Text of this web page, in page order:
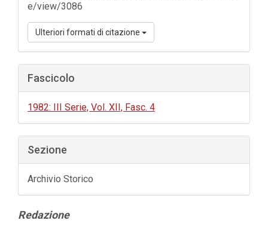
e/view/3086
Ulteriori formati di citazione
Fascicolo
1982: III Serie, Vol. XII, Fasc. 4
Sezione
Archivio Storico
Contenuto
Redazione